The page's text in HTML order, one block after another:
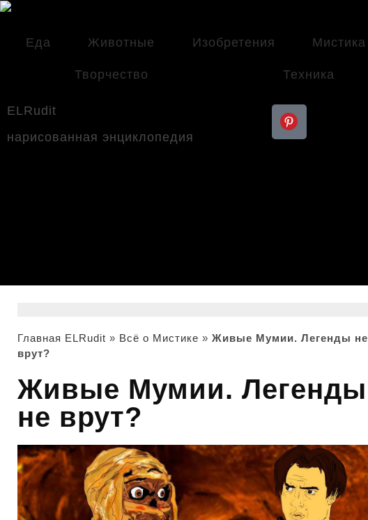
Еда Животные Изобретения Мистика
Творчество Техника
ELRudit
нарисованная энциклопедия
Главная ELRudit » Всё о Мистике » Живые Мумии. Легенды не
врут?
Живые Мумии. Легенды
не врут?